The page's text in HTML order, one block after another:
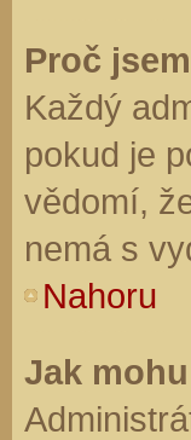
Proč
Každý
pokud je
vědomí,
nemá s
Nahoru
Jak